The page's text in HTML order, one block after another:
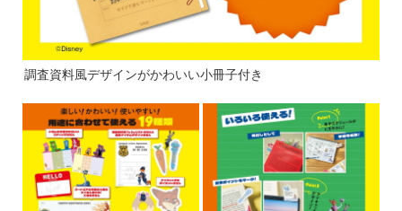
調査資料風デザインがかわいい小冊子付き